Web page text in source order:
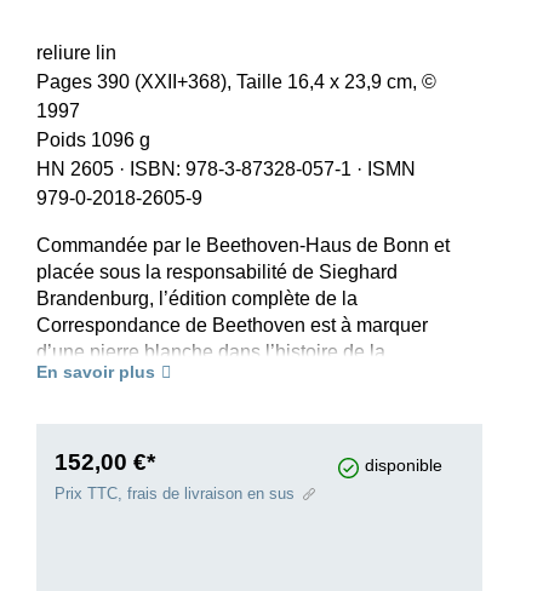
reliure lin
Pages 390 (XXII+368), Taille 16,4 x 23,9 cm, ©
1997
Poids 1096 g
HN 2605 · ISBN: 978-3-87328-057-1 · ISMN
979-0-2018-2605-9
Commandée par le Beethoven-Haus de Bonn et
placée sous la responsabilité de Sieghard
Brandenburg, l’édition complète de la
Correspondance de Beethoven est à marquer
d’une pierre blanche dans l’histoire de la
recherche beethovénienne. Elle constitue en
scientifiques modernes et abondamment
commentée. Elle comprend toutes les lettres de
En savoir plus
152,00 €* disponible
Prix TTC, frais de livraison en sus